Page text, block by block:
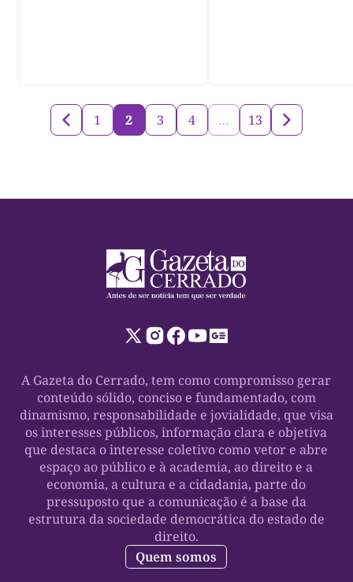
1 2 3 4 … 13
A Gazeta do Cerrado, tem como compromisso gerar
conteúdo sólido, conciso e fundamentado, com
dinamismo, responsabilidade e jovialidade, que visa
os interesses públicos, informação clara e objetiva
que destaca o interesse coletivo como vetor e abre
espaço ao público e à academia, ao direito e a
economia, a cultura e a cidadania, parte do
pressuposto que a comunicação é a base da
estrutura da sociedade democrática do estado de
direito.
Quem somos